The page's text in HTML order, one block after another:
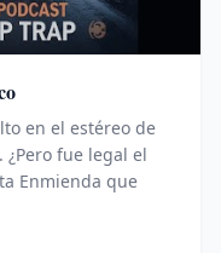
en el estéreo de
fue legal el
Enmienda que